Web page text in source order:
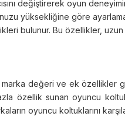
değiştirerek oyun
yüksekliğine göre
bulunur. Bu özellikler,
değeri ve ek
özellik sunan oyuncu
oyuncu koltuklarını